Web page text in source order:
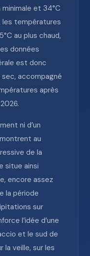
et 34°C
températures
au plus chaud,
données
est donc
accompagné
après
ni d’un
au
de la
situe ainsi
encore assez
la période
sur
l’idée d’une
et le sud de
la veille, sur les